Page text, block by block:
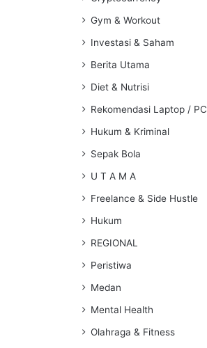
Gym & Workout
Investasi & Saham
Berita Utama
Diet & Nutrisi
Rekomendasi Laptop / PC
Hukum & Kriminal
Sepak Bola
U T A M A
Freelance & Side Hustle
Hukum
REGIONAL
Peristiwa
Medan
Mental Health
Olahraga & Fitness